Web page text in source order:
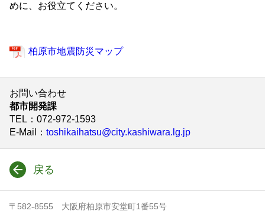
めに、お役立てください。
柏原市地震防災マップ
お問い合わせ
都市開発課
TEL ：072-972-1593
E-Mail
： toshikaihatsu@city.kashiwara.lg.jp
戻る
〒582-8555 大阪府柏原市安堂町1番55号